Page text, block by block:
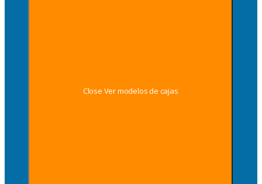
Close Ver modelos de cajas